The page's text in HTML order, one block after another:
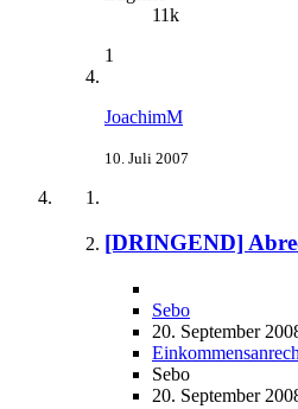
11k
1
JoachimM
10. Juli 2007
[DRINGEND]
Sebo
20. September
Sebo
20. September